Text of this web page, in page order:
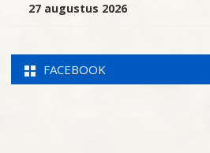
27 augustus 2026
FACEBOOK